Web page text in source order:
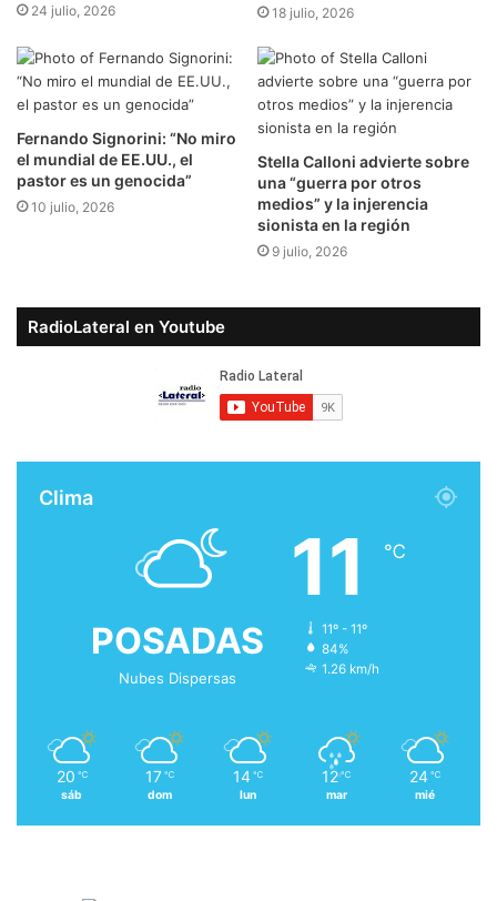
24 julio, 2026 18 julio, 2026
Fernando Signorini: “No miro
el mundial de EE.UU., el
pastor es un genocida”
10 julio, 2026
Stella Calloni advierte sobre
una “guerra por otros
medios” y la injerencia
sionista en la región
9 julio, 2026
RadioLateral en Youtube
Clima
POSADAS
Nubes Dispersas
11 ℃
11º - 11º
84%
1.26 km/h
20 ℃
sáb
17 ℃
dom
14 ℃
lun
12 ℃
mar
24 ℃
mié